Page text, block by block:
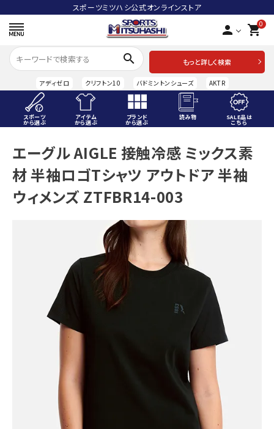
スポーツミツハシ公式オンラインストア
person 0
shopping_cart
search
もっと詳しく検索
アディゼロ クリフトン10 バドミントンシューズ AKTR
スポーツ
から選ぶ
アイテム
から選ぶ
ブランド
から選ぶ
読み物 SALE品は
こちら
ACCOUNT MENU
ようこそ ゲスト 様
meeting_room ログイン person 会員登録
ブランドから選ぶ
SALE品はこちら
ご利用ガイド
メルマガ登録
エーグル AIGLE 接触冷感 ミックス素
材 半袖ロゴTシャツ アウトドア 半袖
ウィメンズ ZTFBR14-003